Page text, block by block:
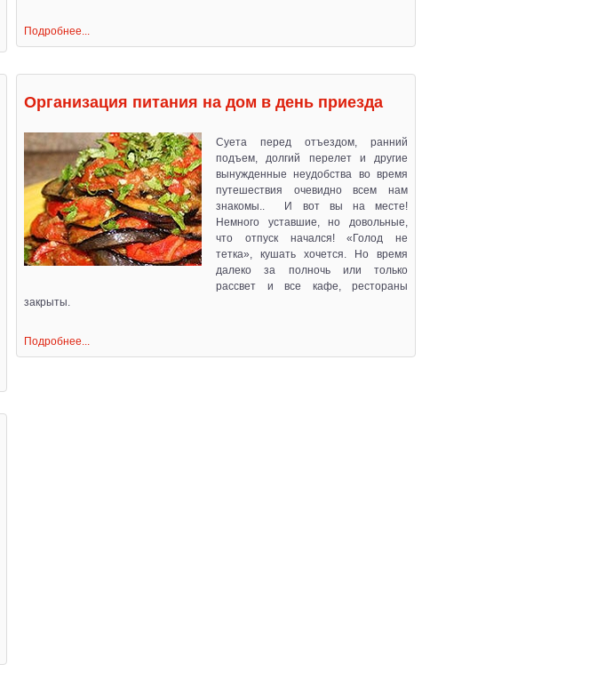
Подробнее...
Организация питания на дом в день приезда
Суета перед отъездом, ранний
подъем, долгий перелет и другие
вынужденные неудобства во время
путешествия очевидно всем нам
знакомы.. И вот вы на месте!
Немного уставшие, но довольные,
что отпуск начался! «Голод не
тетка», кушать хочется. Но время
далеко за полночь или только
рассвет и все кафе, рестораны
закрыты.
Подробнее...